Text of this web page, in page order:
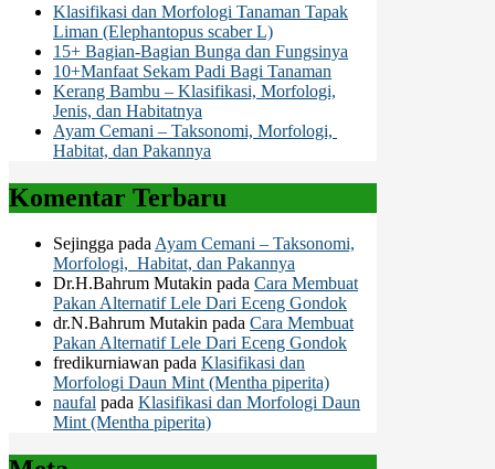
Klasifikasi dan Morfologi Tanaman Tapak
Liman (Elephantopus scaber L)
15+ Bagian-Bagian Bunga dan Fungsinya
10+Manfaat Sekam Padi Bagi Tanaman
Kerang Bambu – Klasifikasi, Morfologi,
Jenis, dan Habitatnya
Ayam Cemani – Taksonomi, Morfologi,
Habitat, dan Pakannya
Komentar Terbaru
Sejingga padaAyam Cemani – Taksonomi,
Morfologi, Habitat, dan Pakannya
Dr.H.Bahrum Mutakin pada Cara Membuat
Pakan Alternatif Lele Dari Eceng Gondok
dr.N.Bahrum Mutakin pada Cara Membuat
Pakan Alternatif Lele Dari Eceng Gondok
fredikurniawan pada Klasifikasi dan
Morfologi Daun Mint (Mentha piperita)
naufal pada Klasifikasi dan Morfologi Daun
Mint (Mentha piperita)